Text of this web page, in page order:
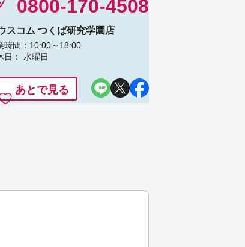
0800-170-4508
スコム つくば研究学園店
時間：10:00～18:00
日： 水曜日
あとで見る